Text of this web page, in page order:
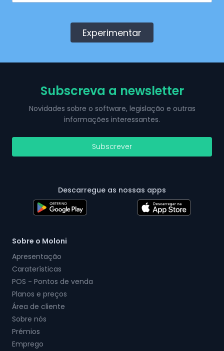
Experimentar
Subscreva a newsletter
Novidades sobre o software, legislação e outras
informações interessantes.
Subscrever
Descarregue as nossas apps
Sobre o Moloni
Apresentação
Caraterísticas
POS - Pontos de venda
Planos e preços
Área de cliente
Sobre nós
Prémios
Emprego